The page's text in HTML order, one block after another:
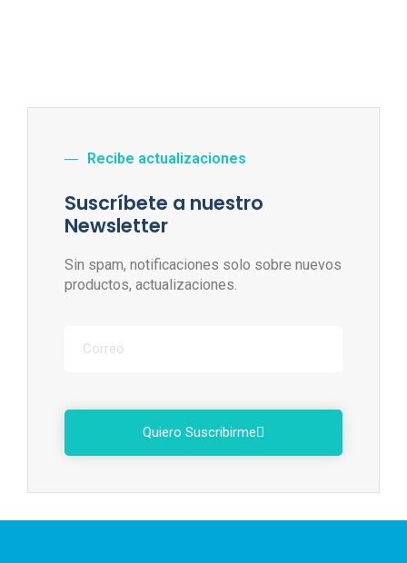
Recibe actualizaciones
Suscríbete a nuestro
Newsletter
Sin spam, notificaciones solo sobre nuevos
productos, actualizaciones.
Quiero Suscribirme